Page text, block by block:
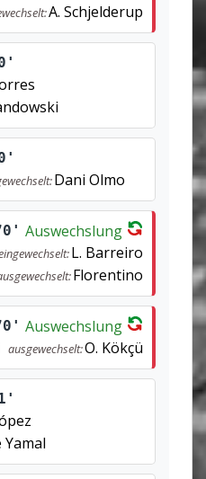
A. Schjelderup
Dani Olmo
Auswechslung
L. Barreiro
Florentino
Auswechslung
ausgewechselt:O. Kökçü
Yamal